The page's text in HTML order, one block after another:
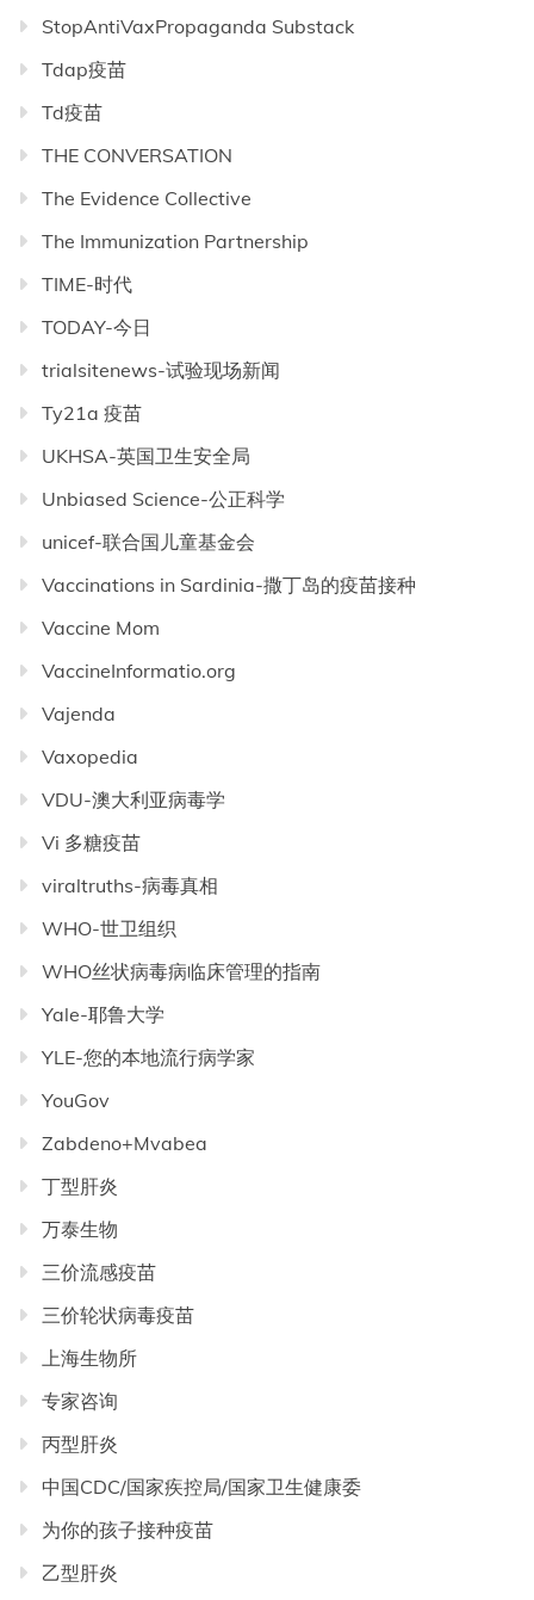
StopAntiVaxPropaganda Substack
Tdap疫苗
Td疫苗
THE CONVERSATION
The Evidence Collective
The Immunization Partnership
TIME-时代
TODAY-今日
trialsitenews-试验现场新闻
Ty21a 疫苗
UKHSA-英国卫生安全局
Unbiased Science-公正科学
unicef-联合国儿童基金会
Vaccinations in Sardinia-撒丁岛的疫苗接种
Vaccine Mom
VaccineInformatio.org
Vajenda
Vaxopedia
VDU-澳大利亚病毒学
Vi 多糖疫苗
viraltruths-病毒真相
WHO-世卫组织
WHO丝状病毒病临床管理的指南
Yale-耶鲁大学
YLE-您的本地流行病学家
YouGov
Zabdeno+Mvabea
丁型肝炎
万泰生物
三价流感疫苗
三价轮状病毒疫苗
上海生物所
专家咨询
丙型肝炎
中国CDC/国家疾控局/国家卫生健康委
为你的孩子接种疫苗
乙型肝炎